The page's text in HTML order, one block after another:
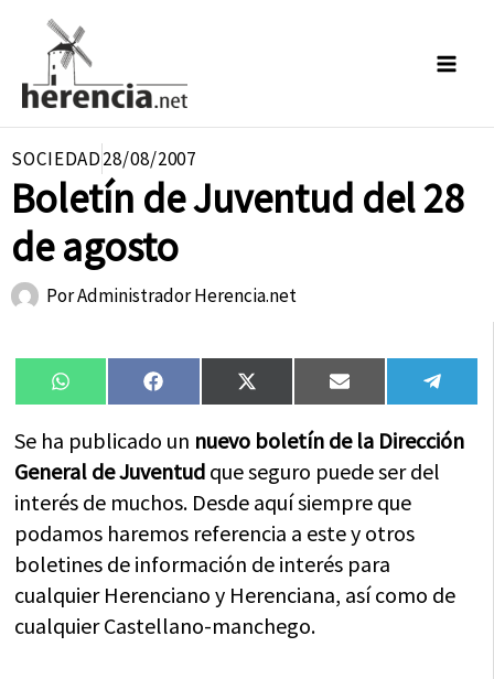
contenido
SOCIEDAD28/08/2007
Boletín de Juventud del 28
de agosto
PorAdministrador Herencia.net
Compartir
en
WhatsAppCompartir
en
FacebookCompartir
en
X
(Twitter)
Compartir
en
Email
en
Se ha publicado un nuevo boletín de la Dirección
General de Juventud que seguro puede ser del
interés de muchos. Desde aquí siempre que
podamos haremos referencia a este y otros
boletines de información de interés para
cualquier Herenciano y Herenciana, así como de
cualquier Castellano-manchego.